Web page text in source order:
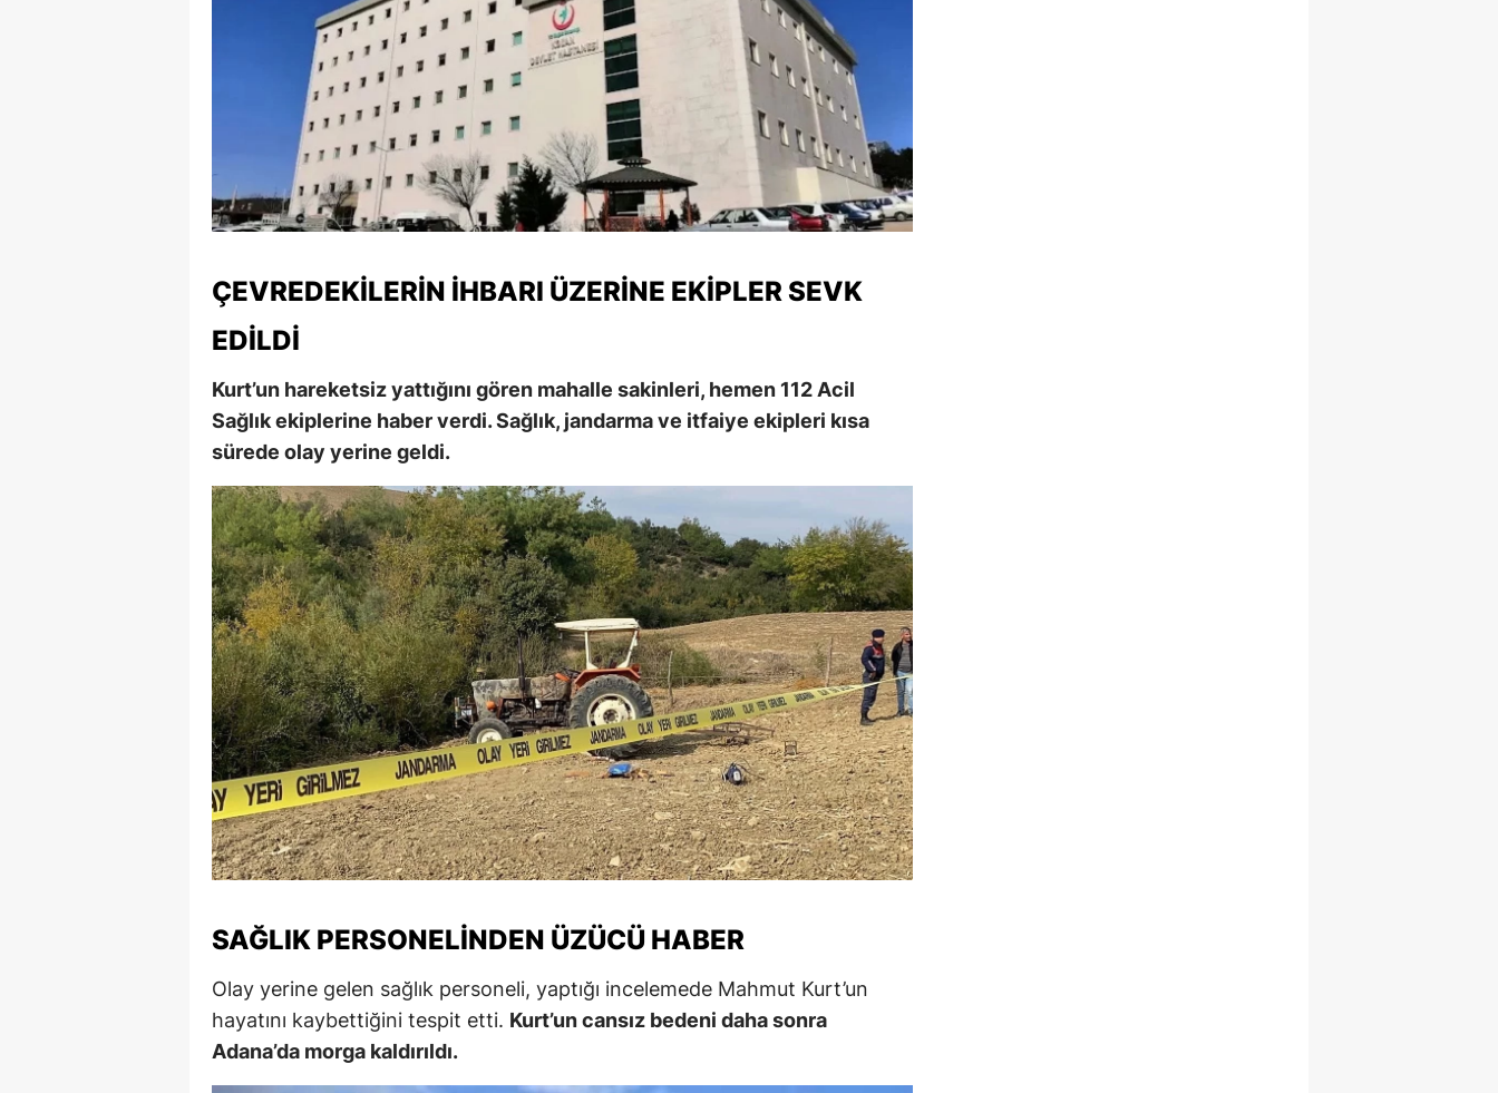
Konya
Kütahya
Malatya
Manisa
Kahramanmaraş
Nevşehir
Ordu
Rize
Sakarya
Samsun
Siirt
Sinop
Sivas
Tekirdağ
Tokat
Tunceli
Şanlıurfa
Van
ÇEVREDEKILERIN İHBARI ÜZERINE EKIPLER SEVK
EDILDI
Kurt’un hareketsiz yattığını gören mahalle sakinleri, hemen 112 Acil
Sağlık ekiplerine haber verdi. Sağlık, jandarma ve itfaiye ekipleri kısa
sürede olay yerine geldi.
SAĞLIK PERSONELINDEN ÜZÜCÜ HABER
Olay yerine gelen sağlık personeli, yaptığı incelemede Mahmut Kurt’un
hayatını kaybettiğini tespit etti. Kurt’un cansız bedeni daha sonra
Adana’da morga kaldırıldı.